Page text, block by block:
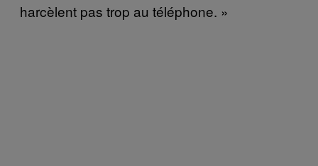
harcèlent pas trop au téléphone. »